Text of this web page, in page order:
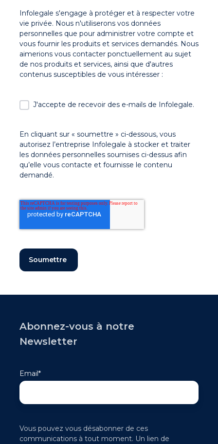
Infolegale s'engage à protéger et à respecter votre
vie privée. Nous n'utiliserons vos données
personnelles que pour administrer votre compte et
vous fournir les produits et services demandés. Nous
aimerions vous contacter ponctuellement au sujet
de nos produits et services, ainsi que d'autres
contenus susceptibles de vous intéresser :
J'accepte de recevoir des e-mails de Infolegale.
En cliquant sur « soumettre » ci-dessous, vous
autorisez l’entreprise Infolegale à stocker et traiter
les données personnelles soumises ci-dessus afin
qu’elle vous contacte et fournisse le contenu
demandé.
Abonnez-vous à notre
Newsletter
Email*
Vous pouvez vous désabonner de ces
communications à tout moment. Un lien de